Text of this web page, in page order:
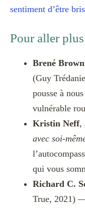
sentiment d’être
Pour aller
Brené Brown
(Guy
pousse à
vulnérable
Kristin Neff,
avec soi-
qui vous
Richard C.
True, 2021)